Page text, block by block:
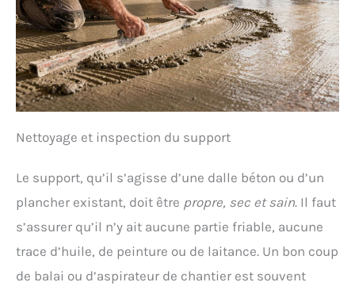
Nettoyage et inspection du support
Le support, qu’il s’agisse d’une dalle béton ou d’un
plancher existant, doit être propre, sec et sain. Il faut
s’assurer qu’il n’y ait aucune partie friable, aucune
trace d’huile, de peinture ou de laitance. Un bon coup
de balai ou d’aspirateur de chantier est souvent